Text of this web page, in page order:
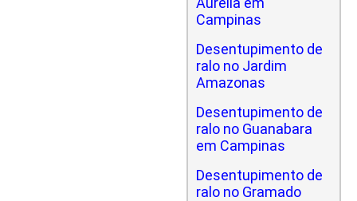
Campinas
Desentupimento de
ralo no Jardim
Amazonas
Desentupimento de
ralo no Guanabara
em Campinas
Desentupimento de
ralo no Gramado